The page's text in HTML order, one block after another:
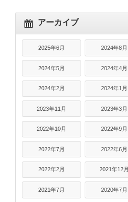
アーカイブ
2025年6月 2024年8月
2024年5月 2024年4月
2024年2月 2024年1月
2023年11月 2023年3月
2022年10月 2022年9月
2022年7月 2022年6月
2022年2月 2021年12月
2021年7月 2020年7月